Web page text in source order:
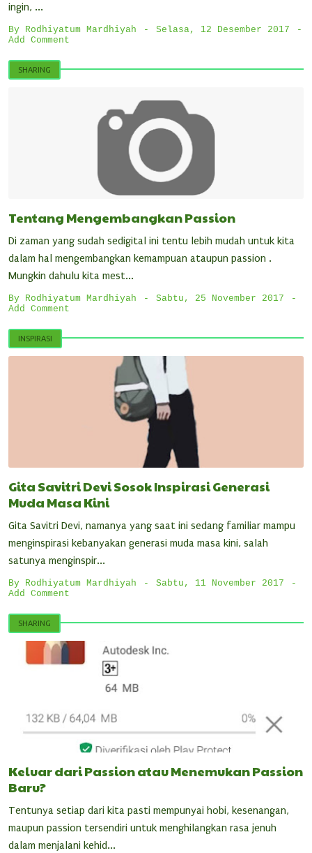
ingin, ...
By Rodhiyatum Mardhiyah
Selasa, 12 Desember 2017
Add Comment
SHARING
Tentang Mengembangkan Passion
Di zaman yang sudah sedigital ini tentu lebih mudah untuk kita
dalam hal mengembangkan kemampuan ataupun passion .
Mungkin dahulu kita mest...
By Rodhiyatum Mardhiyah
Sabtu, 25 November 2017
Add Comment
INSPIRASI
Gita Savitri Devi Sosok Inspirasi Generasi
Muda Masa Kini
Gita Savitri Devi, namanya yang saat ini sedang familiar mampu
menginspirasi kebanyakan generasi muda masa kini, salah
satunya menginspir...
By Rodhiyatum Mardhiyah
Sabtu, 11 November 2017
Add Comment
SHARING
Keluar dari Passion atau Menemukan Passion
Baru?
Tentunya setiap dari kita pasti mempunyai hobi, kesenangan,
maupun passion tersendiri untuk menghilangkan rasa jenuh
dalam menjalani kehid...